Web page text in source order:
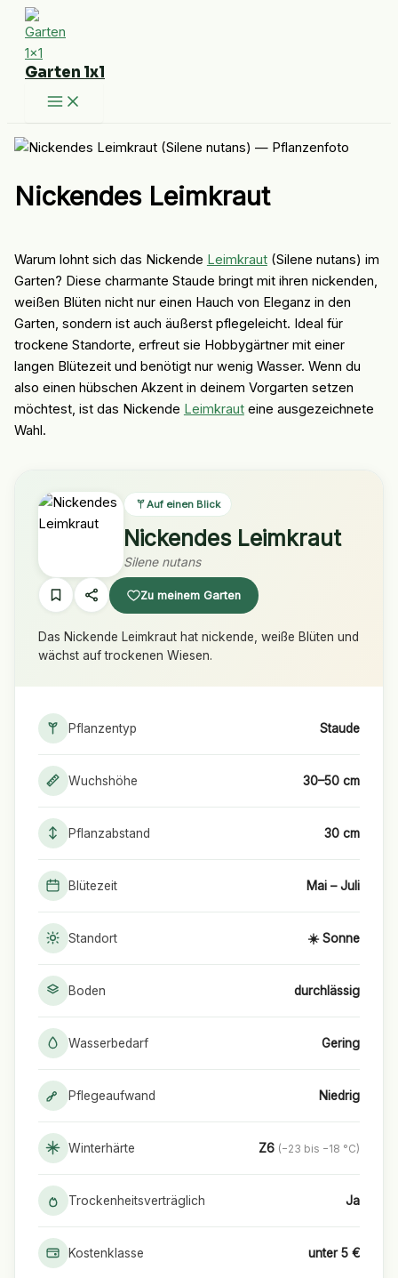
Zum
Inhalt
springen
Garten 1x1
Nickendes Leimkraut
Warum lohnt sich das Nickende Leimkraut(Silene nutans) im
Garten? Diese charmante Staude bringt mit ihren nickenden,
weißen Blüten nicht nur einen Hauch von Eleganz in den
Garten, sondern ist auch äußerst pflegeleicht. Ideal für
trockene Standorte, erfreut sie Hobbygärtner mit einer
langen Blütezeit und benötigt nur wenig Wasser. Wenn du
also einen hübschen Akzent in deinem Vorgarten setzen
möchtest, ist das Nickende Leimkrauteine ausgezeichnete
Wahl.
Auf einen Blick
Nickendes Leimkraut
Silene nutans
Zu meinem Garten
Das Nickende Leimkraut hat nickende, weiße Blüten und
wächst auf trockenen Wiesen.
Pflanzentyp Staude
Wuchshöhe 30–50 cm
Pflanzabstand 30 cm
Blütezeit Mai – Juli
Standort ☀️ Sonne
Boden durchlässig
Wasserbedarf Gering
Pflegeaufwand Niedrig
Winterhärte Z6 (−23 bis −18 °C)
Trockenheitsverträglich Ja
Kostenklasse unter 5 €